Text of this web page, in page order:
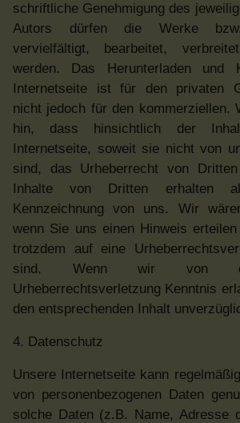
schriftliche Genehmigung des
Autors dürfen die Werke
vervielfältigt, bearbeitet,
werden. Das Herunterladen und
Internetseite ist für den privaten
nicht jedoch für den kommerziellen.
hin, dass hinsichtlich der
Internetseite, soweit sie nicht von
sind, das Urheberrecht von
Inhalte von Dritten erhalten
Kennzeichnung von uns. Wir
wenn Sie uns einen Hinweis
trotzdem auf eine
sind. Wenn wir von
Urheberrechtsverletzung Kenntnis
den entsprechenden Inhalt
4. Datenschutz
Unsere Internetseite kann
von personenbezogenen Daten
solche Daten (z.B. Name, Adresse